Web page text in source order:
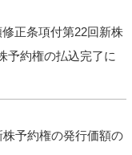
正条項付第22回新株
予約権の払込完了に
予約権の発行価額の